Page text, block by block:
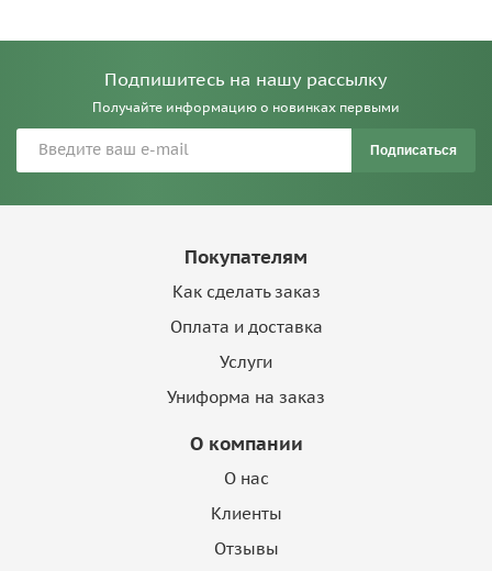
Подпишитесь на нашу рассылку
Получайте информацию о новинках первыми
Подписаться
Покупателям
Как сделать заказ
Оплата и доставка
Услуги
Униформа на заказ
О компании
О нас
Клиенты
Отзывы